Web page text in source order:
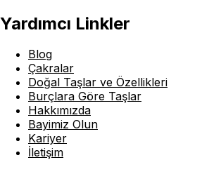
Yardımcı Linkler
Blog
Çakralar
Doğal Taşlar ve Özellikleri
Burçlara Göre Taşlar
Hakkımızda
Bayimiz Olun
Kariyer
İletişim